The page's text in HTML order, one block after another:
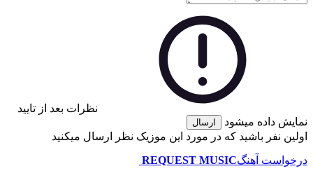
نظرات بعد از تایید
نمایش داده میشود
ارسال
اولین نفر باشید که در مورد این موزیک نظر ارسال میکنید
درخواست آهنگREQUEST MUSIC